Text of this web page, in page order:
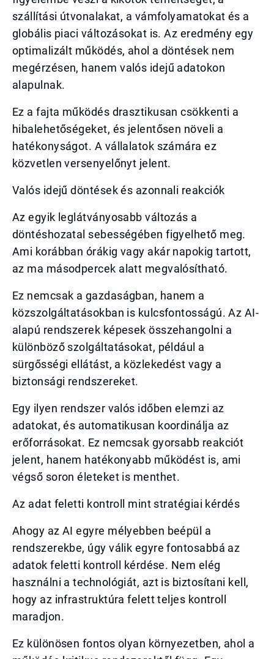
szállítási útvonalakat, a vámfolyamatokat és a
globális piaci változásokat is. Az eredmény egy
optimalizált működés, ahol a döntések nem
megérzésen, hanem valós idejű adatokon
alapulnak.
Ez a fajta működés drasztikusan csökkenti a
hibalehetőségeket, és jelentősen növeli a
hatékonyságot. A vállalatok számára ez
közvetlen versenyelőnyt jelent.
Valós idejű döntések és azonnali reakciók
Az egyik leglátványosabb változás a
döntéshozatal sebességében figyelhető meg.
Ami korábban órákig vagy akár napokig tartott,
az ma másodpercek alatt megvalósítható.
Ez nemcsak a gazdaságban, hanem a
közszolgáltatásokban is kulcsfontosságú. Az AI-
alapú rendszerek képesek összehangolni a
különböző szolgáltatásokat, például a
sürgősségi ellátást, a közlekedést vagy a
biztonsági rendszereket.
Egy ilyen rendszer valós időben elemzi az
adatokat, és automatikusan koordinálja az
erőforrásokat. Ez nemcsak gyorsabb reakciót
jelent, hanem hatékonyabb működést is, ami
végső soron életeket is menthet.
Az adat feletti kontroll mint stratégiai kérdés
Ahogy az AI egyre mélyebben beépül a
rendszerekbe, úgy válik egyre fontosabbá az
adatok feletti kontroll kérdése. Nem elég
használni a technológiát, azt is biztosítani kell,
hogy az infrastruktúra felett teljes kontroll
maradjon.
Ez különösen fontos olyan környezetben, ahol a